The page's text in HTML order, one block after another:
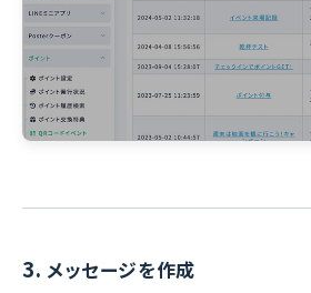
3. メッセージを作成